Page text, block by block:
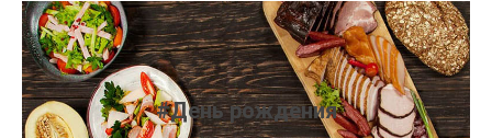
#День рождения